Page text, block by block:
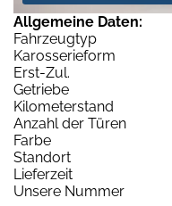
Allgemeine Daten:
Fahrzeugtyp
Karosserieform
Erst-Zul.
Getriebe
Kilometerstand
Anzahl der Türen
Farbe
Standort
Lieferzeit
Unsere Nummer